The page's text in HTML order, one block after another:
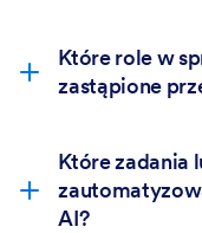
Które role w
zastąpione
Które zadania
AI?